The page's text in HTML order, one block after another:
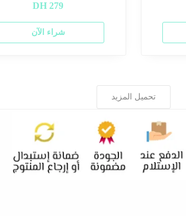
279
DH
شراء الآن
تحميل المزيد